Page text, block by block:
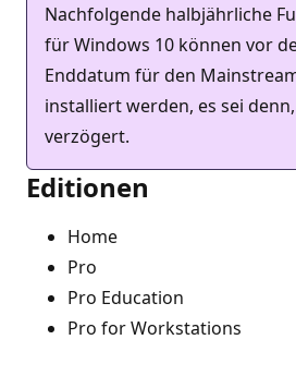
Nachfolgende halbjährliche
für Windows 10 können vor
Enddatum für den
installiert werden, es sei
verzögert.
Editionen
Home
Pro
Pro Education
Pro for Workstations